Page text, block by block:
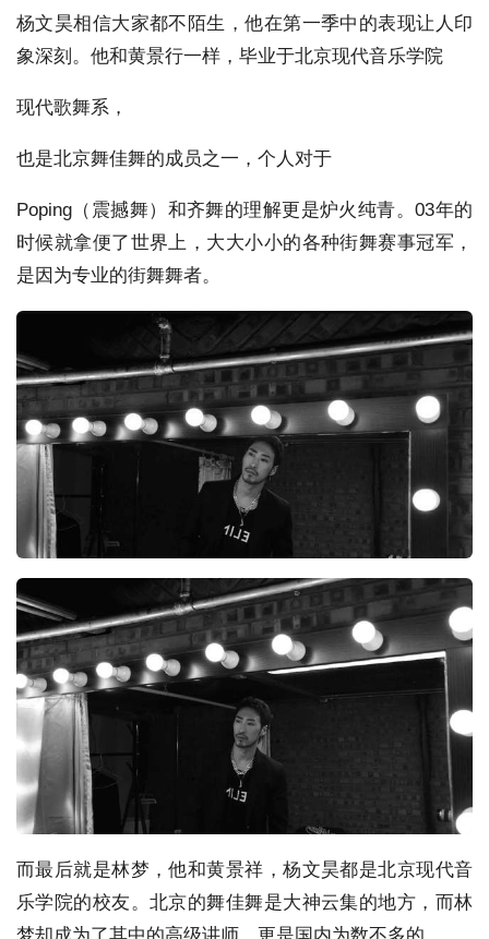
杨文昊相信大家都不陌生，他在第一季中的表现让人印
象深刻。他和黄景行一样，毕业于北京现代音乐学院
现代歌舞系，
也是北京舞佳舞的成员之一，个人对于
Poping（震撼舞）和齐舞的理解更是炉火纯青。03年的
时候就拿便了世界上，大大小小的各种街舞赛事冠军，
是因为专业的街舞舞者。
而最后就是林梦，他和黄景祥，杨文昊都是北京现代音
乐学院的校友。北京的舞佳舞是大神云集的地方，而林